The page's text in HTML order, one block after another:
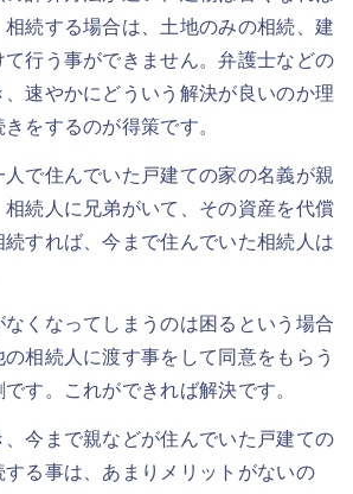
続する場合は、土地のみの相続、建
行う事ができません。弁護士などの
速やかにどういう解決が良いのか理
をするのが得策です。
で住んでいた戸建ての家の名義が親
続人に兄弟がいて、その資産を代償
すれば、今まで住んでいた相続人は
くなってしまうのは困るという場合
相続人に渡す事をして同意をもらう
す。これができれば解決です。
今まで親などが住んでいた戸建ての
する事は、あまりメリットがないの